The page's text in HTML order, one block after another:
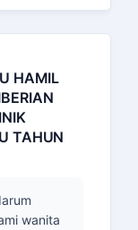
HAMIL
TAHUN
wanita